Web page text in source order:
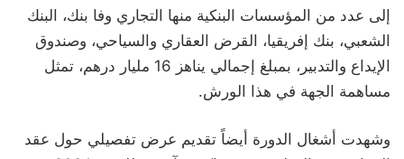
إلى عدد من المؤسسات البنكية منها التجاري وفا بنك، البنك
الشعبي، بنك إفريقيا، القرض العقاري والسياحي، وصندوق
الإيداع والتدبير، بمبلغ إجمالي يناهز 16 مليار درهم، تمثل
مساهمة الجهة في هذا الورش.
وشهدت أشغال الدورة أيضاً تقديم عرض تفصيلي حول عقد